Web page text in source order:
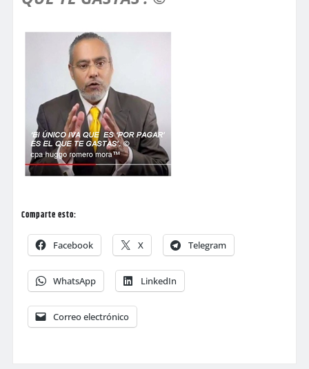
Comparte esto:
Facebook X Telegram
WhatsApp LinkedIn
Correo electrónico